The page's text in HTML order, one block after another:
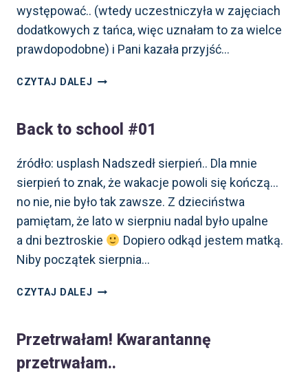
występować.. (wtedy uczestniczyła w zajęciach
dodatkowych z tańca, więc uznałam to za wielce
prawdopodobne) i Pani kazała przyjść…
CZYTAJ DALEJ BACK
CZYLI
Back to school #01
źródło: usplash Nadszedł sierpień.. Dla mnie
sierpień to znak, że wakacje powoli się kończą…
no nie, nie było tak zawsze. Z dzieciństwa
pamiętam, że lato w sierpniu nadal było upalne
a dni beztroskie
Dopiero odkąd jestem matką.
Niby początek sierpnia…
CZYTAJ DALEJ BACK
Przetrwałam! Kwarantannę
przetrwałam..